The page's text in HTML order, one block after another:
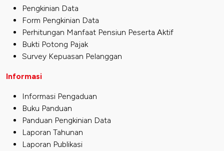
Pengkinian Data
Form Pengkinian Data
Perhitungan Manfaat Pensiun Peserta Aktif
Bukti Potong Pajak
Survey Kepuasan Pelanggan
Informasi
Informasi Pengaduan
Buku Panduan
Panduan Pengkinian Data
Laporan Tahunan
Laporan Publikasi